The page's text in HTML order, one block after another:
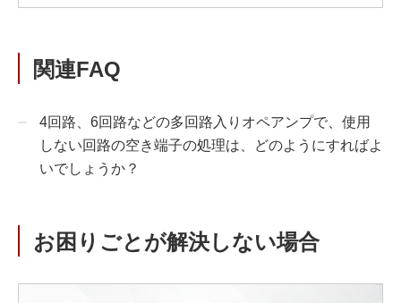
関連FAQ
4回路、6回路などの多回路入りオペアンプで、使用
しない回路の空き端子の処理は、どのようにすればよ
いでしょうか？
お困りごとが解決しない場合